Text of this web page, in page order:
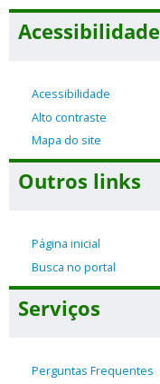
Acessibilidade
Acessibilidade
Alto contraste
Mapa do site
Outros links
Página inicial
Busca no portal
Serviços
Perguntas Frequentes